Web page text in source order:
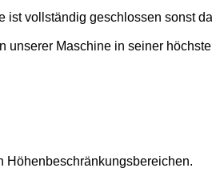
ist vollständig geschlossen sonst
Maschine in seiner
Höhenbeschränkungsbereichen.